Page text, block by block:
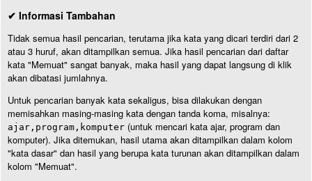
✔ Informasi Tambahan
Tidak semua hasil pencarian, terutama jika kata yang dicari terdiri dari 2
atau 3 huruf, akan ditampilkan semua. Jika hasil pencarian dari daftar
kata "Memuat" sangat banyak, maka hasil yang dapat langsung di klik
akan dibatasi jumlahnya.
Untuk pencarian banyak kata sekaligus, bisa dilakukan dengan
memisahkan masing-masing kata dengan tanda koma, misalnya:
ajar,program,komputer (untuk mencari kata ajar, program dan
komputer). Jika ditemukan, hasil utama akan ditampilkan dalam kolom
"kata dasar" dan hasil yang berupa kata turunan akan ditampilkan dalam
kolom "Memuat".